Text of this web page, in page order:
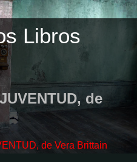
Libros
de
de Vera Brittain